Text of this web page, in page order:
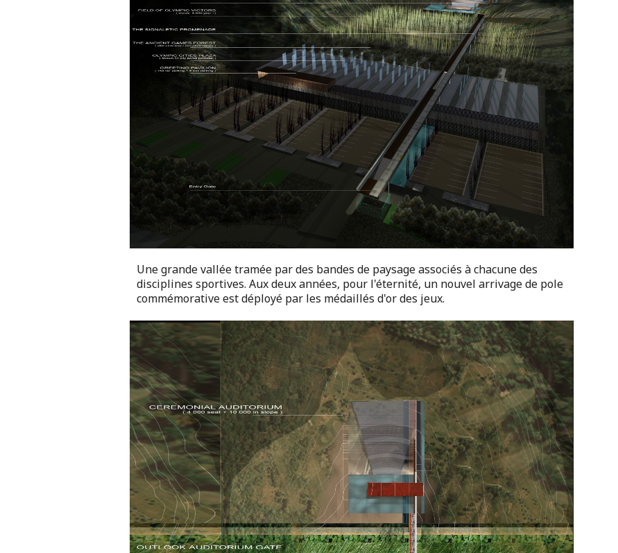
Une grande vallée tramée par des bandes de paysage associés à chacune des
disciplines sportives. Aux deux années, pour l'éternité, un nouvel arrivage de pole
commémorative est déployé par les médaillés d'or des jeux.